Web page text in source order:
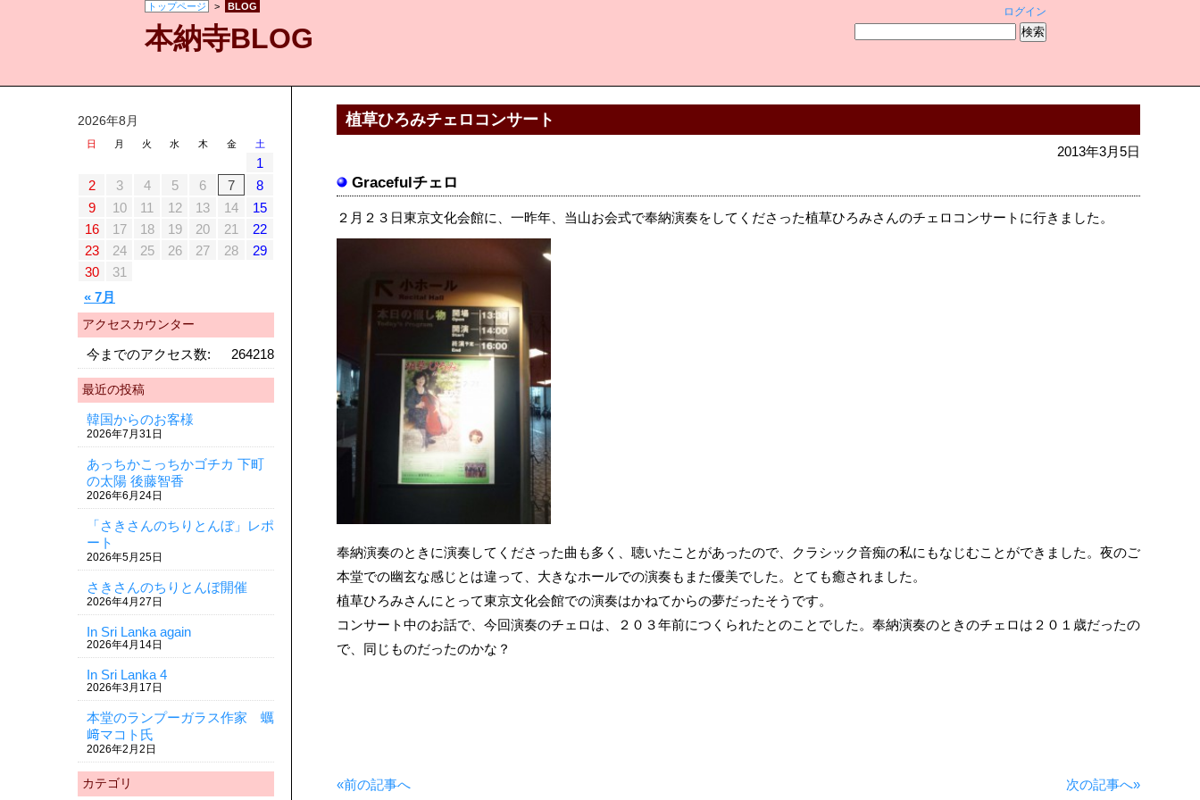
ログイン
本納寺BLOG
トップページ > BLOG
2026年8月
日 月 火 水 木 金 土
« 7月
1
2
3 4 5 6 7
8
9
10 11 12 13 14
15
16
17 18 19 20 21
22
23
24 25 26 27 28
29
30
31
アクセスカウンター
264218
今までのアクセス数:
最近の投稿
韓国からのお客様
2026年7月31日
あっちかこっちかゴチカ 下町
の太陽 後藤智香
2026年6月24日
「さきさんのちりとんぼ」レポ
ート
2026年5月25日
さきさんのちりとんぼ開催
2026年4月27日
In Sri Lanka again
2026年4月14日
In Sri Lanka 4
2026年3月17日
本堂のランプーガラス作家 蠣
﨑マコト氏
2026年2月2日
カテゴリ
植草ひろみチェロコンサート
2013年3月5日
Gracefulチェロ
２月２３日東京文化会館に、一昨年、当山お会式で奉納演奏をしてくださった植草ひろみさんのチェロコンサートに行きました。
奉納演奏のときに演奏してくださった曲も多く、聴いたことがあったので、クラシック音痴の私にもなじむことができました。夜のご
本堂での幽玄な感じとは違って、大きなホールでの演奏もまた優美でした。とても癒されました。
植草ひろみさんにとって東京文化会館での演奏はかねてからの夢だったそうです。
コンサート中のお話で、今回演奏のチェロは、２０３年前につくられたとのことでした。奉納演奏のときのチェロは２０１歳だったの
で、同じものだったのかな？
«前の記事へ 次の記事へ»